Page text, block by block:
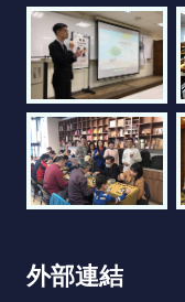
外部連結